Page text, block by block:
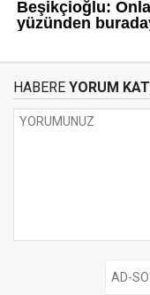
HABERE YORUM KAT